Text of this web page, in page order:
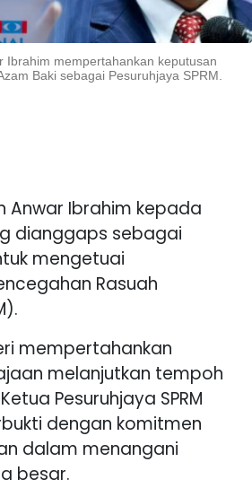
Ibrahim mempertahankan keputusan
Baki sebagai Pesuruhjaya SPRM.
Anwar Ibrahim kepada
dianggaps sebagai
mengetuai
Rasuah
mempertahankan
melanjutkan tempoh
Pesuruhjaya SPRM
dengan komitmen
dalam menangani
besar.